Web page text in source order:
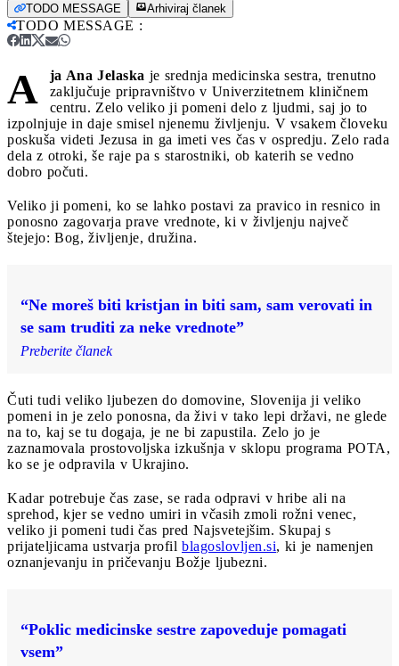
TODO MESSAGE Arhiviraj članek
TODO MESSAGE :
A ja Ana Jelaska je srednja medicinska sestra, trenutno
zaključuje pripravništvo v Univerzitetnem kliničnem
centru. Zelo veliko ji pomeni delo z ljudmi, saj jo to
izpolnjuje in daje smisel njenemu življenju. V vsakem človeku
poskuša videti Jezusa in ga imeti ves čas v ospredju. Zelo rada
dela z otroki, še raje pa s starostniki, ob katerih se vedno
dobro počuti.
Veliko ji pomeni, ko se lahko postavi za pravico in resnico in
ponosno zagovarja prave vrednote, ki v življenju največ
štejejo: Bog, življenje, družina.
“Ne moreš biti kristjan in biti sam, sam verovati in
se sam truditi za neke vrednote”
Preberite članek
Čuti tudi veliko ljubezen do domovine, Slovenija ji veliko
pomeni in je zelo ponosna, da živi v tako lepi državi, ne glede
na to, kaj se tu dogaja, je ne bi zapustila. Zelo jo je
zaznamovala prostovoljska izkušnja v sklopu programa POTA,
ko se je odpravila v Ukrajino.
Kadar potrebuje čas zase, se rada odpravi v hribe ali na
sprehod, kjer se vedno umiri in včasih zmoli rožni venec,
veliko ji pomeni tudi čas pred Najsvetejšim. Skupaj s
prijateljicama ustvarja profil blagoslovljen.si, ki je namenjen
oznanjevanju in pričevanju Božje ljubezni.
“Poklic medicinske sestre zapoveduje pomagati
vsem”